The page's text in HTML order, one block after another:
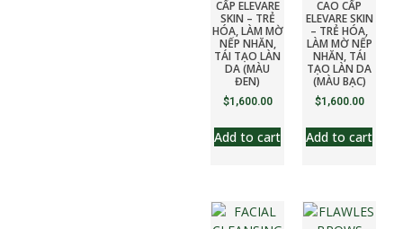
CẤP ELEVARE
SKIN – TRẺ
HÓA, LÀM MỜ
NẾP NHĂN,
TÁI TẠO LÀN
DA (MÀU
ĐEN)
$1,600.00
Add to cart
CAO CẤP
ELEVARE SKIN
– TRẺ HÓA,
LÀM MỜ NẾP
NHĂN, TÁI
TẠO LÀN DA
(MÀU BẠC)
$1,600.00
Add to cart